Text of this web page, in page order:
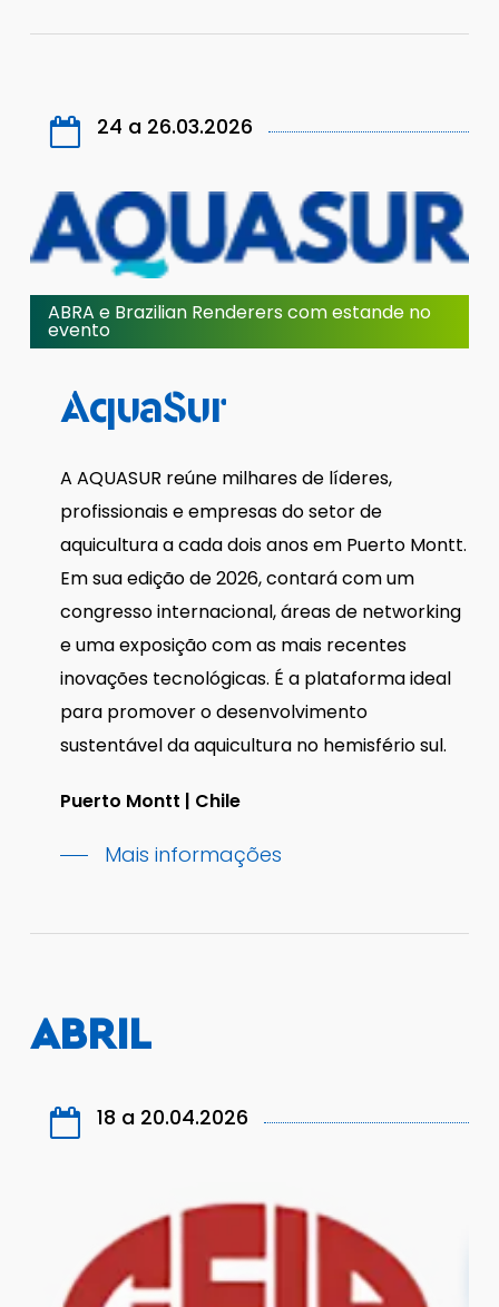
24 a 26.03.2026
ABRA e Brazilian Renderers com estande no
evento
AquaSur
A AQUASUR reúne milhares de líderes,
profissionais e empresas do setor de
aquicultura a cada dois anos em Puerto Montt.
Em sua edição de 2026, contará com um
congresso internacional, áreas de networking
e uma exposição com as mais recentes
inovações tecnológicas. É a plataforma ideal
para promover o desenvolvimento
sustentável da aquicultura no hemisfério sul.
Puerto Montt | Chile
Mais informações
ABRIL
18 a 20.04.2026